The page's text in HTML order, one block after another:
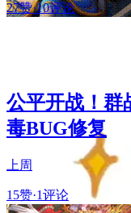
27赞·10评论
公平开战！群
毒BUG修复
上周
15赞·1评论